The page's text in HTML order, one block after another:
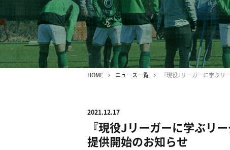
HOME ニュース一覧
2021.12.17
『現役Jリーガーに学ぶリ
提供開始のお知らせ